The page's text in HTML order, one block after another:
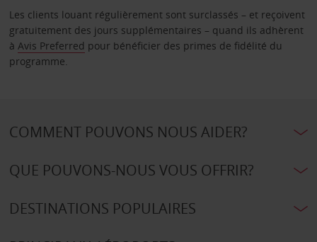
Les clients louant régulièrement sont surclassés – et reçoivent
gratuitement des jours supplémentaires – quand ils adhèrent
à Avis Preferred pour bénéficier des primes de fidélité du
programme.
COMMENT POUVONS NOUS AIDER?
QUE POUVONS-NOUS VOUS OFFRIR?
DESTINATIONS POPULAIRES